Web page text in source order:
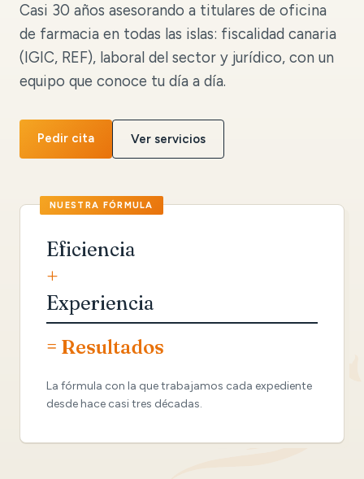
Casi 30 años asesorando a titulares de oficina
de farmacia en todas las islas: fiscalidad canaria
(IGIC, REF), laboral del sector y jurídico, con un
equipo que conoce tu día a día.
Pedir cita Ver servicios
Eficiencia
+
Experiencia
= Resultados
La fórmula con la que trabajamos cada expediente
desde hace casi tres décadas.